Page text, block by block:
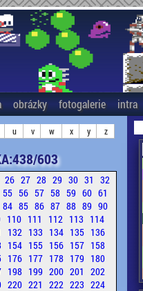
obrázky fotogalerie intra
u v w x y z
603
26 27 28 29 30 31 32
55 56 57 58 59 60 61
84 85 86 87 88 89 90
110 111 112 113 114
132 133 134 135 136
154 155 156 157 158
176 177 178 179 180
198 199 200 201 202
220 221 222 223 224